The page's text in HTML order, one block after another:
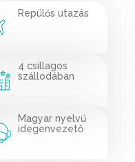
Repülős utazás
4 csillagos
szállodában
Magyar nyelvű
idegenvezető